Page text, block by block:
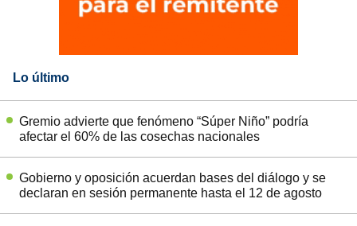
Lo último
Gremio advierte que fenómeno “Súper Niño” podría
afectar el 60% de las cosechas nacionales
Gobierno y oposición acuerdan bases del diálogo y se
declaran en sesión permanente hasta el 12 de agosto